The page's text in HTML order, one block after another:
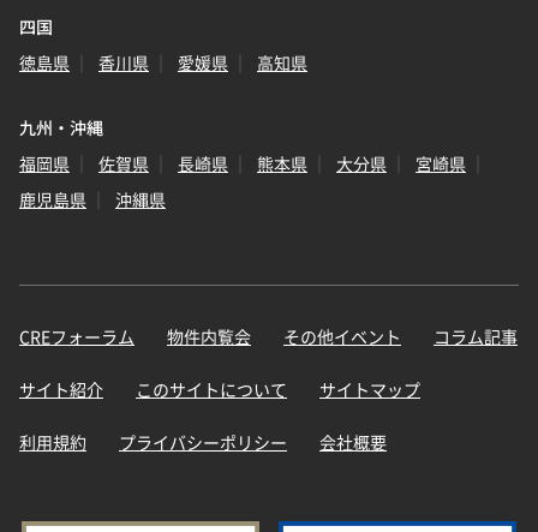
四国
徳島県
香川県 愛媛県 高知県
九州・沖縄
福岡県
佐賀県 長崎県 熊本県 大分県
宮崎県
鹿児島県
沖縄県
CREフォーラム 物件内覧会 その他イベント コラム記事
サイト紹介 このサイトについて サイトマップ
利用規約 プライバシーポリシー 会社概要